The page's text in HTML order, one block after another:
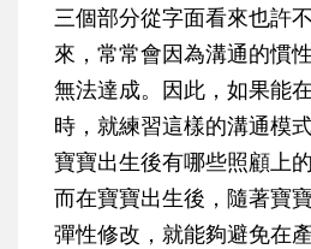
三個部分從字面看來也許
來，常常會因為溝通的慣
無法達成。因此，如果能
時，就練習這樣的溝通模
寶寶出生後有哪些照顧上
而在寶寶出生後，隨著寶
彈性修改，就能夠避免在